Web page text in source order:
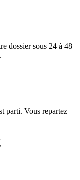
dossier sous 24 à 48
parti. Vous repartez